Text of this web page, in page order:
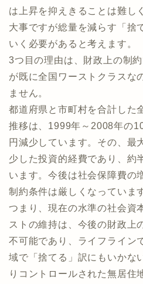
は上昇を抑えきることは難し
大事ですが総量を減らす「捨
いく必要があると考えます。
3つ目の理由は、財政上の制
が既に全国ワーストクラスな
ません。
都道府県と市町村を合計した
推移は、1999年～2008年の
円減少しています。その、最
少した投資的経費であり、約
います。今後は社会保障費の
制約条件は厳しくなっていま
つまり、現在の水準の社会資
ストの維持は、今後の財政上
不可能であり、ライフライン
域で「捨てる」訳にもいかな
りコントロールされた無居住